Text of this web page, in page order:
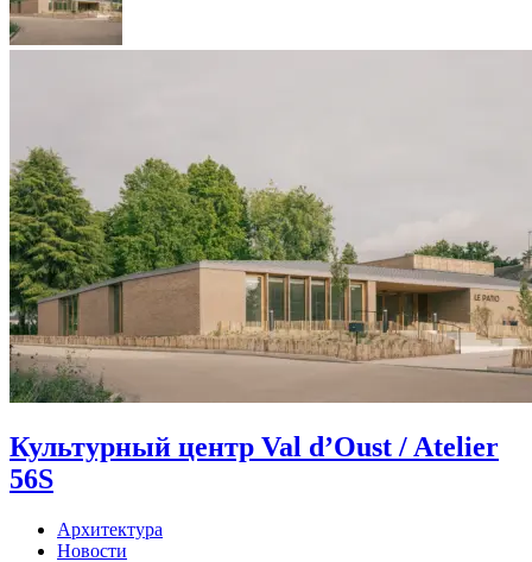
Культурный центр Val d’Oust / Atelier
56S
Архитектура
Новости